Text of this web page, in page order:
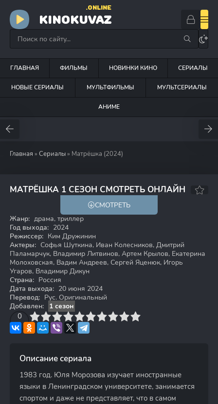
KINOKUVAZ
.ONLINE
ГЛАВНАЯ ФИЛЬМЫ НОВИНКИ КИНО СЕРИАЛЫ
НОВЫЕ СЕРИАЛЫ МУЛЬТФИЛЬМЫ МУЛЬТСЕРИАЛЫ
АНИМЕ
Главная » Сериалы » Матрёшка (2024)
МАТРЁШКА 1 СЕЗОН СМОТРЕТЬ ОНЛАЙН
7.0
СМОТРЕТЬ
Жанр: драма, триллер
Год выхода: 2024
Режиссер: Ким Дружинин
Актеры: Софья Шуткина, Иван Колесников, Дмитрий
Паламарчук, Владимир Литвинов, Артем Крылов, Екатерина
Молоховская, Вадим Андреев, Сергей Яценюк, Игорь
Угаров, Владимир Дикун
Страна: Россия
Дата выхода: 20 июня 2024
Перевод: Рус. Оригинальный
Добавлен:
1 сезон
0
4 6 7 8 9 10
Описание сериала
1983 год. Юля Морозова изучает иностранные
языки в Ленинградском университете, занимается
спортом и даже не представляет, что в самом